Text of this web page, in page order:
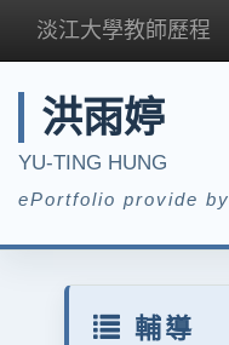
淡江大學教師歷程
洪雨婷
YU-TING HUNG
ePortfolio provide by
輔導